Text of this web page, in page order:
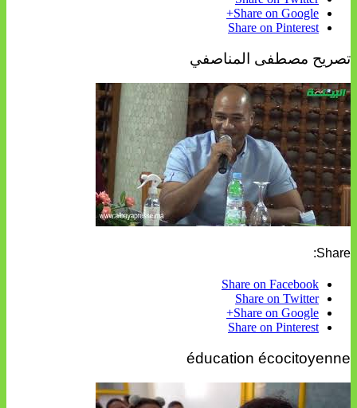
Share on Google+
Share on Pinterest
تصريح مصطفى المناصفي
Share:
Share on Facebook
Share on Twitter
Share on Google+
Share on Pinterest
éducation écocitoyenne